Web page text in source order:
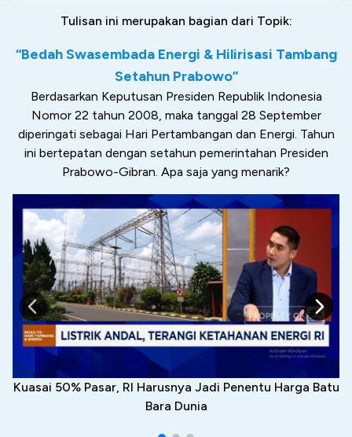
Tulisan ini merupakan bagian dari Topik:
“Bedah Swasembada Energi & Hilirisasi Tambang
Setahun Prabowo”
Berdasarkan Keputusan Presiden Republik Indonesia
Nomor 22 tahun 2008, maka tanggal 28 September
diperingati sebagai Hari Pertambangan dan Energi. Tahun
ini bertepatan dengan setahun pemerintahan Presiden
Prabowo-Gibran. Apa saja yang menarik?
Kuasai 50% Pasar, RI Harusnya Jadi Penentu Harga Batu
Bara Dunia